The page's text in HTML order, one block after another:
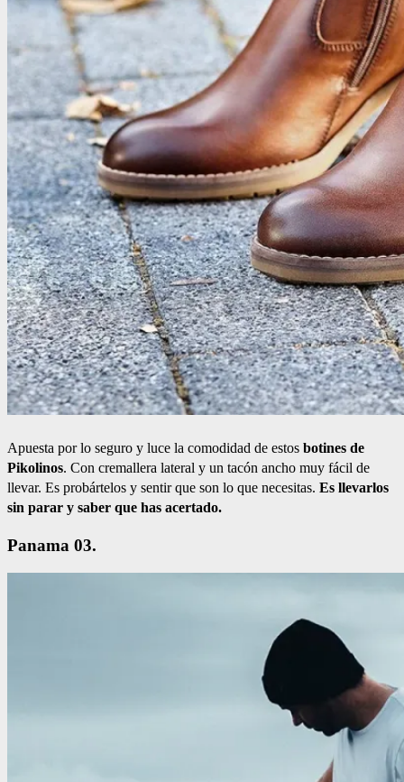
Apuesta por lo seguro y luce la comodidad de estos botines de
Pikolinos. Con cremallera lateral y un tacón ancho muy fácil de
llevar. Es probártelos y sentir que son lo que necesitas. Es llevarlos
sin parar y saber que has acertado.
Panama 03.